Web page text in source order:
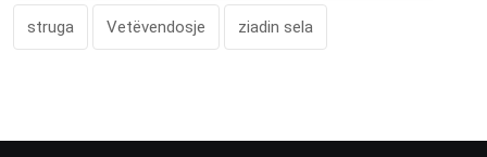
struga Vetëvendosje ziadin sela